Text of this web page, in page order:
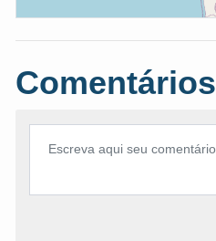
Comentários